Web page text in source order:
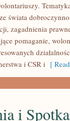
świata
zagadnienia
pomaganie,
i CSR i [
i